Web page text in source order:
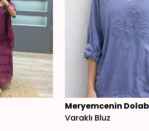
Meryemcenin
Varaklı Bluz